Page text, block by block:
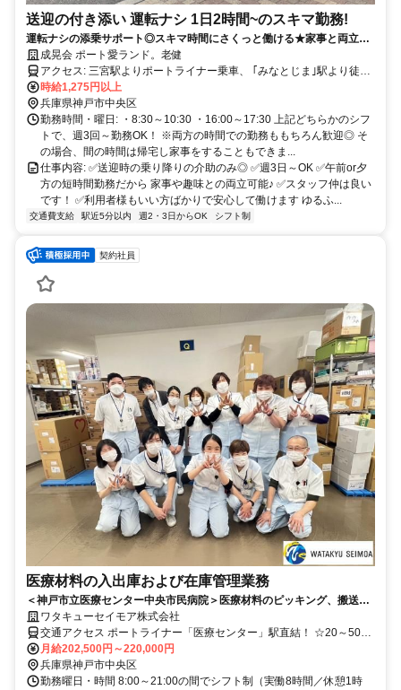
送迎の付き添い 運転ナシ 1日2時間~のスキマ勤務!
運転ナシの添乗サポート◎スキマ時間にさくっと働ける★家事と両立可
能な働き方★
成晃会 ポート愛ランド。老健
アクセス: 三宮駅よりポートライナー乗車、 ｢みなとじま｣駅より徒歩
1分(ほぼ直結) ※マイカー通勤OK(職員無料駐車場有)
時給1,275円以上
兵庫県神戸市中央区
勤務時間・曜日: ・8:30～10:30 ・16:00～17:30 上記どちらかのシフ
トで、週3回～勤務OK！ ※両方の時間での勤務ももちろん歓迎◎ そ
の場合、間の時間は帰宅し家事をすることもできま...
仕事内容: ✅送迎時の乗り降りの介助のみ◎ ✅週3日～OK ✅午前or夕
方の短時間勤務だから 家事や趣味との両立可能♪ ✅スタッフ仲は良い
です！ ✅利用者様もいい方ばかりで安心して働けます ゆるふ...
交通費支給 駅近5分以内 週2・3日からOK シフト制
契約社員
医療材料の入出庫および在庫管理業務
＜神戸市立医療センター中央市民病院＞医療材料のピッキング、搬送◎
未経験歓迎◎駅チカ◎正社員登用有◎
ワタキューセイモア株式会社
交通アクセス ポートライナー「医療センター」駅直結！ ☆20～50代
の近隣にお住まいの方活躍中☆ 神戸市中央区、神戸市東灘区、神戸
市垂水区、神戸市灘区、明石市 などからも 通勤されています！（通
勤圏内です！）
月給202,500円～220,000円
兵庫県神戸市中央区
勤務曜日・時間 8:00～21:00の間でシフト制（実働8時間／休憩1時